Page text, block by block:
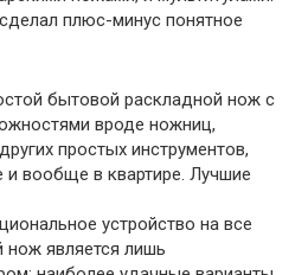
плюс-минус понятное
бытовой раскладной нож с
вроде ножниц,
простых инструментов,
вообще в квартире. Лучшие
устройство на все
нож является лишь